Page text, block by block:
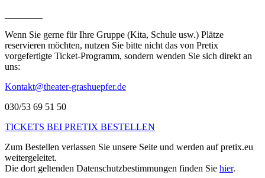
Wenn Sie gerne für Ihre Gruppe (Kita, Schule usw.) Plätze
reservieren möchten, nutzen Sie bitte nicht das von Pretix
vorgefertigte Ticket-Programm, sondern wenden Sie sich direkt an
uns:
Kontakt@theater-grashuepfer.de
030/53 69 51 50
TICKETS BEI PRETIX BESTELLEN
Zum Bestellen verlassen Sie unsere Seite und werden auf pretix.eu
weitergeleitet.
Die dort geltenden Datenschutzbestimmungen finden Sie hier.